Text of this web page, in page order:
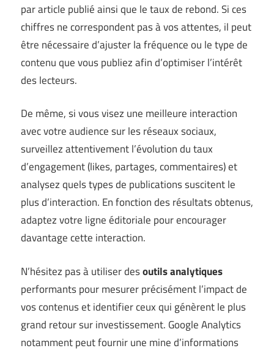
par article publié ainsi que le taux de rebond. Si ces
chiffres ne correspondent pas à vos attentes, il peut
être nécessaire d’ajuster la fréquence ou le type de
contenu que vous publiez afin d’optimiser l’intérêt
des lecteurs.
De même, si vous visez une meilleure interaction
avec votre audience sur les réseaux sociaux,
surveillez attentivement l’évolution du taux
d’engagement (likes, partages, commentaires) et
analysez quels types de publications suscitent le
plus d’interaction. En fonction des résultats obtenus,
adaptez votre ligne éditoriale pour encourager
davantage cette interaction.
N’hésitez pas à utiliser desoutils analytiques
performants pour mesurer précisément l’impact de
vos contenus et identifier ceux qui génèrent le plus
grand retour sur investissement. Google Analytics
notamment peut fournir une mine d’informations